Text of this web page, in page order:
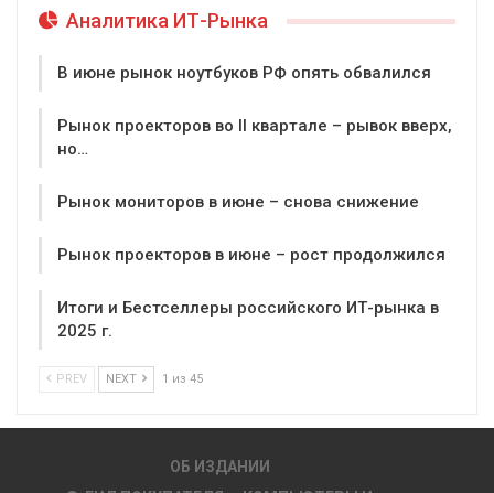
Аналитика ИТ-Рынка
В июне рынок ноутбуков РФ опять обвалился
Рынок проекторов во II квартале – рывок вверх,
но…
Рынок мониторов в июне – снова снижение
Рынок проекторов в июне – рост продолжился
Итоги и Бестселлеры российского ИТ-рынка в
2025 г.
PREV NEXT 1 из 45
ОБ ИЗДАНИИ